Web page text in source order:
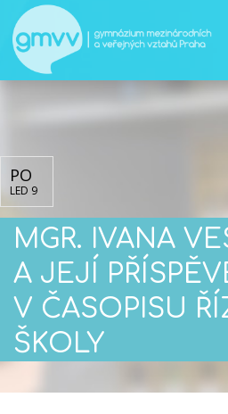
PO
LED 9
MGR. IVANA
A JEJÍ
V ČASOPISU
ŠKOLY